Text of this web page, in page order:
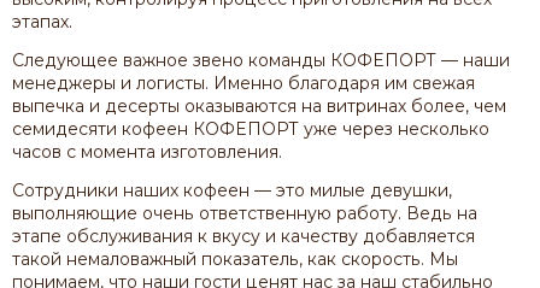
этапах.
Следующее важное звено команды КОФЕПОРТ — наши
менеджеры и логисты. Именно благодаря им свежая
выпечка и десерты оказываются на витринах более, чем
семидесяти кофеен КОФЕПОРТ уже через несколько
часов с момента изготовления.
Сотрудники наших кофеен — это милые девушки,
выполняющие очень ответственную работу. Ведь на
этапе обслуживания к вкусу и качеству добавляется
такой немаловажный показатель, как скорость. Мы
понимаем, что наши гости ценят нас за наш стабильно